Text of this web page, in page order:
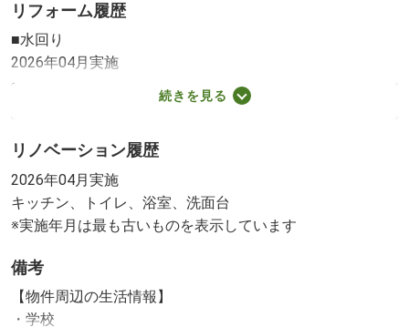
リフォーム履歴
■水回り
2026年04月実施
キッチン／浴室／トイレ／洗面所
壁・天井（クロス・塗装等）／床（フローリング等）／建
具（室内ドア等）
※実施年月は、施工箇所の中で最も古いものを表示してい
ます
続きを見る
リノベーション履歴
2026年04月実施
キッチン、トイレ、浴室、洗面台
※実施年月は最も古いものを表示しています
備考
【物件周辺の生活情報】
・学校